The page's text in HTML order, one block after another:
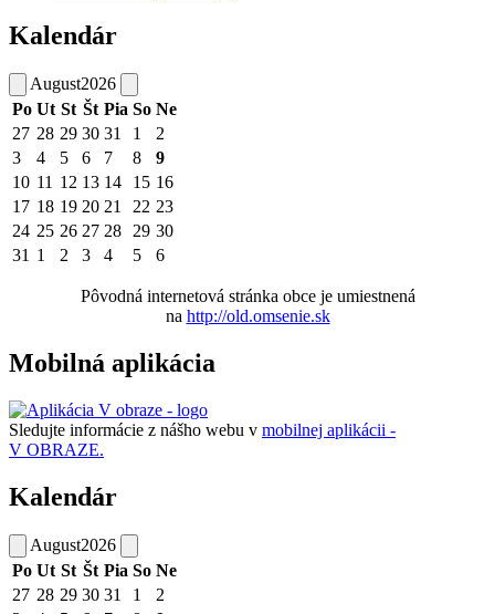
Kalendár
August2026
Po Ut St Št Pia So Ne
27 28 29 30 31 1
2
3
4 5 6 7 8
9
10 11 12 13 14 15 16
17 18 19 20 21 22 23
24 25 26 27 28 29 30
31 1 2 3 4 5 6
Pôvodná internetová stránka obce je umiestnená
na http://old.omsenie.sk
Mobilná aplikácia
Sledujte informácie z nášho webu v mobilnej aplikácii -
V OBRAZE.
Kalendár
August2026
Po Ut St Št Pia So Ne
27 28 29 30 31 1
2